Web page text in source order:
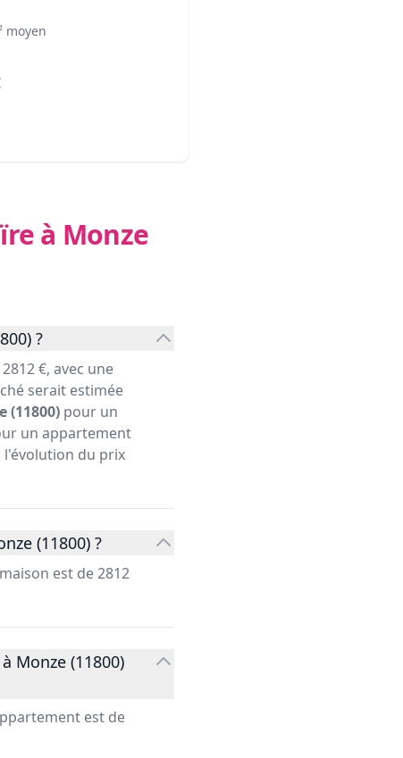
moyen
à Monze
?
€, avec une
serait estimée
(11800) pour un
un appartement
l'évolution du prix
(11800) ?
est de 2812
Monze (11800)
est de